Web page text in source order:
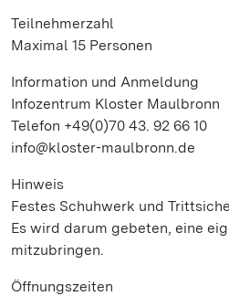
Teilnehmerzahl
Maximal 15 Personen
Information und Anmeldung
Infozentrum Kloster Maulbronn
Telefon +49(0)70 43. 92 66 10
info@kloster-maulbronn.de
Hinweis
Festes Schuhwerk und
Es wird darum gebeten, eine
mitzubringen.
Öffnungszeiten